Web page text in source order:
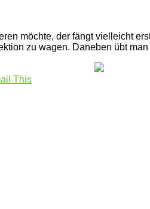
möchte, der fängt vielleicht
zu wagen. Daneben übt
This